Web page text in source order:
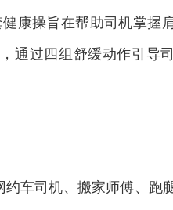
康操旨在帮助司机掌握
通过四组舒缓动作引导
车司机、搬家师傅、跑